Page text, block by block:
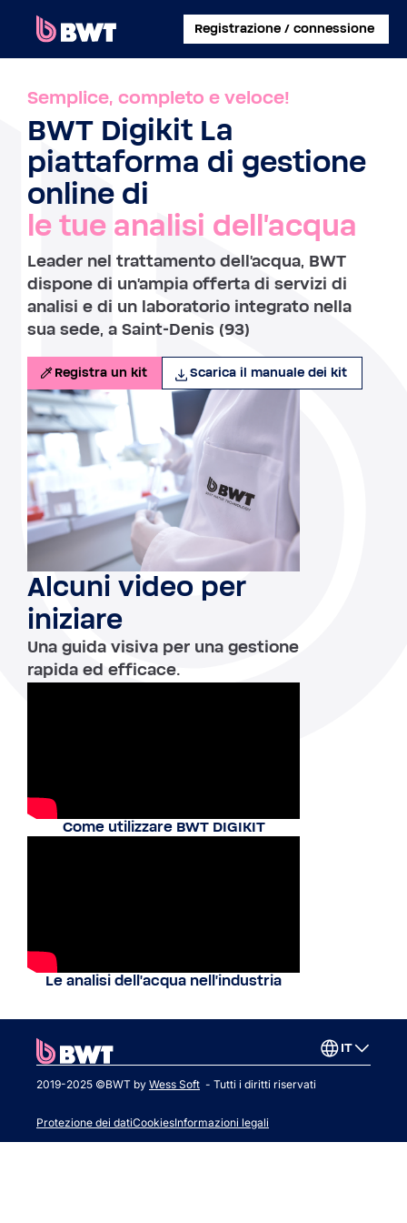
Registrazione / connessione
COLLEGATI A
GESTISCI UN ACCOUNT UTENTE
REGISTRA UN KIT SENZA ACCOUNT
INFORMAZIONI SU BWT
CONTATTA
Semplice, completo e veloce!
BWT Digikit La
piattaforma di gestione
online di
le tue analisi dell'acqua
Leader nel trattamento dell'acqua, BWT
dispone di un'ampia offerta di servizi di
analisi e di un laboratorio integrato nella
sua sede, a Saint-Denis (93)
Registra un kit Scarica il manuale dei kit
Alcuni video per
iniziare
Una guida visiva per una gestione
rapida ed efficace.
Come utilizzare BWT DIGIKIT
Le analisi dell'acqua nell'industria
IT
2019-2025 ©BWT by Wess Soft - Tutti i diritti riservati
Protezione dei datiCookiesInformazioni legali